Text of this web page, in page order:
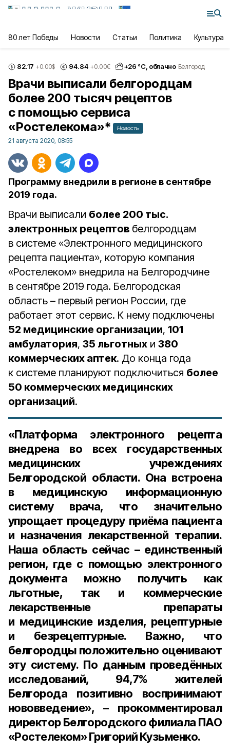
80 лет Победы Новости Статьи Политика Культура
82.17 +0.00$ 94.84 +0.00€ +26 °С, облачно Белгород
Врачи выписали белгородцам
более 200 тысяч рецептов
с помощью сервиса
«Ростелекома»*
Новость
21 августа 2020, 08:55
Программу внедрили в регионе в сентябре
2019 года.
Врачи выписали более 200 тыс.
электронных рецептов белгородцам
в системе «Электронного медицинского
рецепта пациента», которую компания
«Ростелеком» внедрила на Белгородчине
в сентябре 2019 года. Белгородская
область – первый регион России, где
работает этот сервис. К нему подключены
52 медицинские организации, 101
амбулатория, 35 льготных и 380
коммерческих аптек. До конца года
к системе планируют подключиться более
50 коммерческих медицинских
организаций.
«Платформа электронного рецепта
внедрена во всех государственных
медицинских учреждениях
Белгородской области. Она встроена
в медицинскую информационную
систему врача, что значительно
упрощает процедуру приёма пациента
и назначения лекарственной терапии.
Наша область сейчас – единственный
регион, где с помощью электронного
документа можно получить как
льготные, так и коммерческие
лекарственные препараты
и медицинские изделия, рецептурные
и безрецептурные. Важно, что
белгородцы положительно оценивают
эту систему. По данным проведённых
исследований, 94,7% жителей
Белгорода позитивно воспринимают
нововведение», – прокомментировал
директор Белгородского филиала ПАО
«Ростелеком» Григорий Кузьменко.